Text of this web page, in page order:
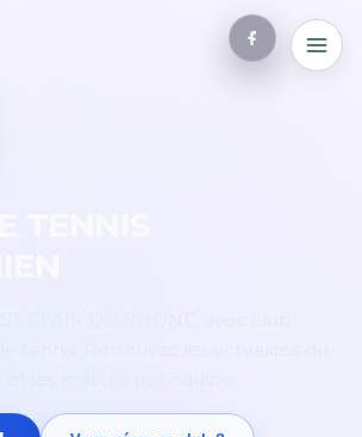
TENNIS